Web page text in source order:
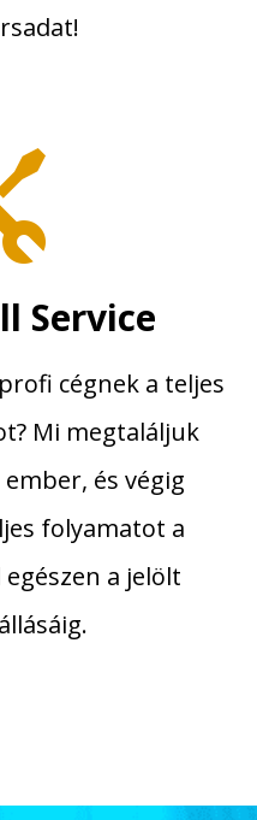
Service
cégnek a teljes
Mi megtaláljuk
és végig
folyamatot a
a jelölt